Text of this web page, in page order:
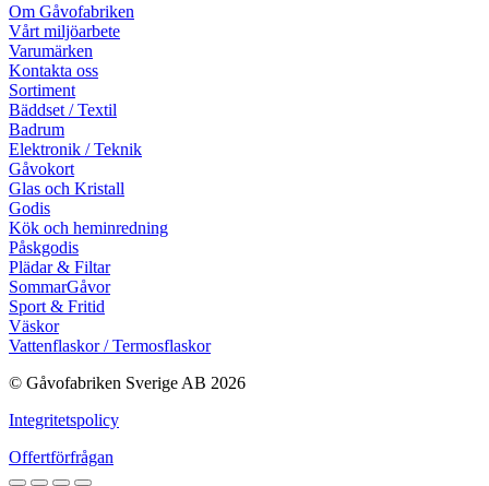
Om Gåvofabriken
Vårt miljöarbete
Varumärken
Kontakta oss
Sortiment
Bäddset / Textil
Badrum
Elektronik / Teknik
Gåvokort
Glas och Kristall
Godis
Kök och heminredning
Påskgodis
Plädar & Filtar
SommarGåvor
Sport & Fritid
Väskor
Vattenflaskor / Termosflaskor
© Gåvofabriken Sverige AB 2026
Integritetspolicy
Offertförfrågan